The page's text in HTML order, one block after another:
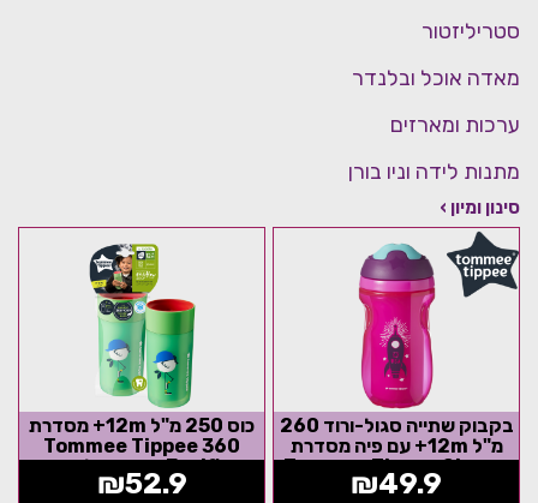
סטריליזטור
מאדה אוכל ובלנדר
ערכות ומארזים
מתנות לידה וניו בורן
סינון ומיון ›
בקבוק שתייה סגול-ורוד 260
מ"ל 12m+ עם פיה מסדרת
Tommee Tippee Sippee
₪49.9
כוס 250 מ"ל 12m+ מסדרת
360 Tommee Tippee
Easiflow חסינת דליפות -
ירוק₪52.9